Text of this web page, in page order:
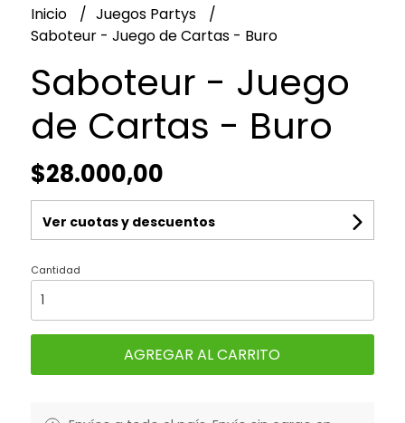
Inicio
Juegos Partys
Saboteur - Juego de Cartas - Buro
Saboteur - Juego
de Cartas - Buro
$28.000,00
Ver cuotas y descuentos
Cantidad
AGREGAR AL CARRITO